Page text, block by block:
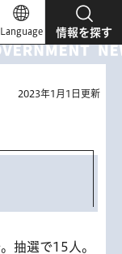
Language 情報を探す
2023年1月1日更新
抽選で15人。